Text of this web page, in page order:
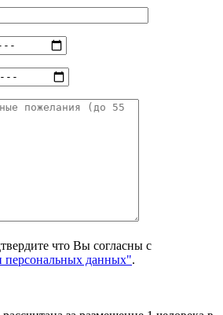
что Вы согласны с
персональных данных".